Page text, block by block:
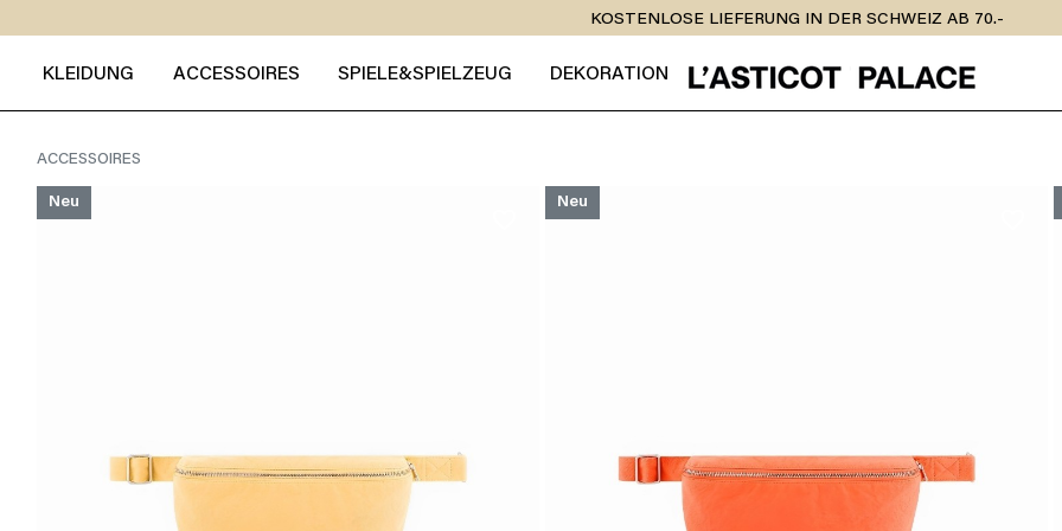
KOSTENLOSE LIEFERUNG IN DER SCHWEIZ AB 70.-
KLEIDUNG ACCESSOIRES SPIELE&SPIELZEUG DEKORATION
ACCESSOIRES
Neu Neu